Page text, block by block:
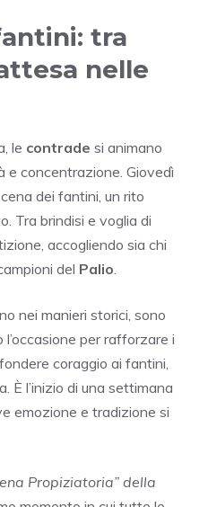
tra
nelle
le contrade si animano
e concentrazione. Giovedì
dei fantini, un rito
Tra brindisi e voglia di
accogliendo sia chi
del Palio
nei manieri storici, sono
per rafforzare i
coraggio ai fantini,
È l’inizio di una settimana
emozione e tradizione si
Propiziatoria” della